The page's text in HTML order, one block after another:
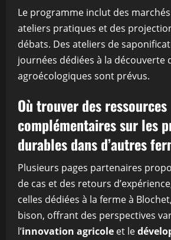
Le programme inclut des
ateliers pratiques et des
débats. Des ateliers de
journées dédiées à la découverte
agroécologiques sont prévus.
Où trouver des ressources
complémentaires sur les
durables dans d’autres
Plusieurs pages partenaires
de cas et des retours
celles dédiées à la ferme à
bison, offrant des perspectives
l’innovation agricole et le